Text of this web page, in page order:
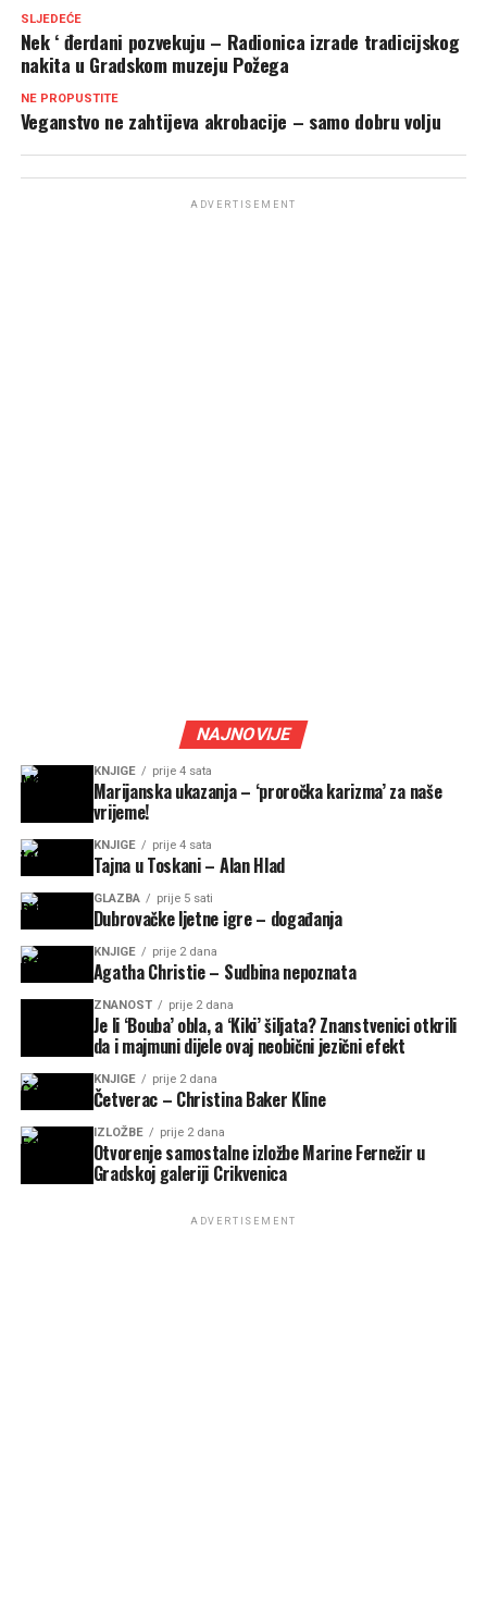
SLJEDEĆE
Nek ‘ đerdani pozvekuju – Radionica izrade tradicijskog
nakita u Gradskom muzeju Požega
NE PROPUSTITE
Veganstvo ne zahtijeva akrobacije – samo dobru volju
ADVERTISEMENT
NAJNOVIJE
KNJIGE prije 4 sata
Marijanska ukazanja – ‘proročka karizma’ za naše
vrijeme!
KNJIGE prije 4 sata
Tajna u Toskani – Alan Hlad
GLAZBA prije 5 sati
Dubrovačke ljetne igre – događanja
KNJIGE prije 2 dana
Agatha Christie – Sudbina nepoznata
ZNANOST prije 2 dana
Je li ‘Bouba’ obla, a ‘Kiki’ šiljata? Znanstvenici otkrili
da i majmuni dijele ovaj neobični jezični efekt
KNJIGE prije 2 dana
Četverac – Christina Baker Kline
IZLOŽBE prije 2 dana
Otvorenje samostalne izložbe Marine Fernežir u
Gradskoj galeriji Crikvenica
ADVERTISEMENT